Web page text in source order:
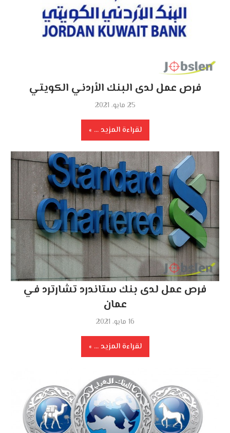
فرص عمل لدى البنك الأردني الكويتي
25 مايو، 2021
لقراءة المزيد ...
فرص عمل لدى بنك ستاندرد تشارترد في
عمان
16 مايو، 2021
لقراءة المزيد ...